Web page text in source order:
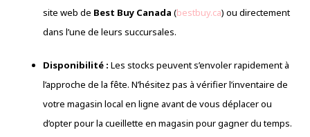
site web de Best Buy Canada (bestbuy.ca) ou directement
dans l’une de leurs succursales.
Disponibilité : Les stocks peuvent s’envoler rapidement à
l’approche de la fête. N’hésitez pas à vérifier l’inventaire de
votre magasin local en ligne avant de vous déplacer ou
d’opter pour la cueillette en magasin pour gagner du temps.